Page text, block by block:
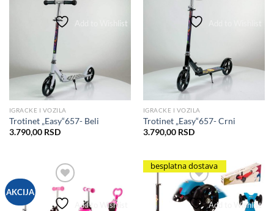
Add to Wishlist
IGRACKE I VOZILA
Trotinet „Easy“657- Beli
3.790,00 RSD
IGRACKE I VOZILA
Trotinet „Easy“657- Crni
3.790,00 RSD
AKCIJA
Add to Wishlist
besplatna dostava
Add to Wishlist